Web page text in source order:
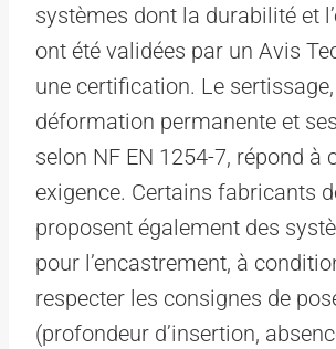
systèmes dont la durabilité et
ont été validées par un Avis
une certification. Le
déformation permanente et
selon NF EN 1254-7, répond à
exigence. Certains fabricants
proposent également des
pour l’encastrement, à
respecter les consignes de
(profondeur d’insertion,